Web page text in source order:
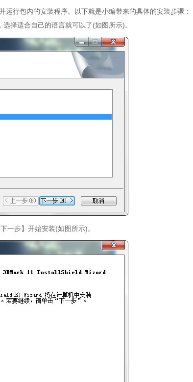
行包内的安装程序。以下就是小编带来的具体的安装步骤：
择适合自己的语言就可以了(如图所示)。
步】开始安装(如图所示)。